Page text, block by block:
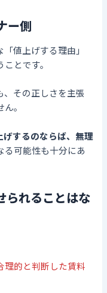
ー側
値上げする理由」
とです。
その正しさを主張
。
するのならば、無理
る可能性も十分にあ
られることはな
理的と判断した賃料